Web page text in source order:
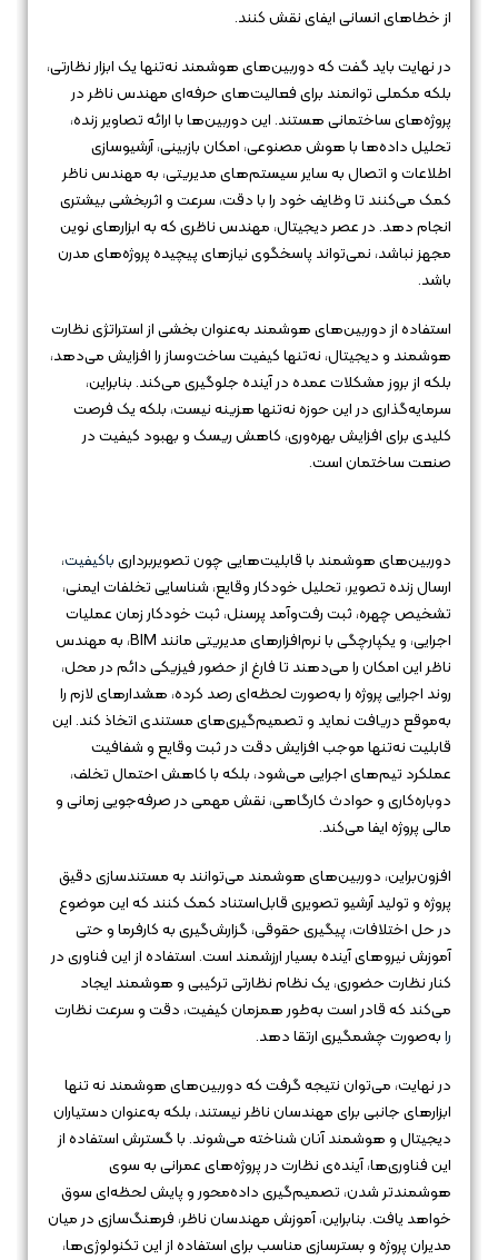
از خطاهای انسانی ایفای نقش کنند.
در نهایت باید گفت که دوربین‌های هوشمند نه‌تنها یک ابزار نظارتی،
بلکه مکملی توانمند برای فعالیت‌های حرفه‌ای مهندس ناظر در
پروژه‌های ساختمانی هستند. این دوربین‌ها با ارائه تصاویر زنده،
تحلیل داده‌ها با هوش مصنوعی، امکان بازبینی، آرشیوسازی
اطلاعات و اتصال به سایر سیستم‌های مدیریتی، به مهندس ناظر
کمک می‌کنند تا وظایف خود را با دقت، سرعت و اثربخشی بیشتری
انجام دهد. در عصر دیجیتال، مهندس ناظری که به ابزارهای نوین
مجهز نباشد، نمی‌تواند پاسخگوی نیازهای پیچیده پروژه‌های مدرن
باشد.
استفاده از دوربین‌های هوشمند به‌عنوان بخشی از استراتژی نظارت
هوشمند و دیجیتال، نه‌تنها کیفیت ساخت‌وساز را افزایش می‌دهد،
بلکه از بروز مشکلات عمده در آینده جلوگیری می‌کند. بنابراین،
سرمایه‌گذاری در این حوزه نه‌تنها هزینه نیست، بلکه یک فرصت
کلیدی برای افزایش بهره‌وری، کاهش ریسک و بهبود کیفیت در
صنعت ساختمان است.
دوربین‌های هوشمند با قابلیت‌هایی چون تصویربرداریباکیفیت،
ارسال زنده تصویر، تحلیل خودکار وقایع، شناسایی تخلفات ایمنی،
تشخیص چهره، ثبت رفت‌وآمد پرسنل، ثبت خودکار زمان عملیات
اجرایی، و یکپارچگی با نرم‌افزارهای مدیریتی مانند BIM، به مهندس
ناظر این امکان را می‌دهند تا فارغ از حضور فیزیکی دائم در محل،
روند اجرایی پروژه را به‌صورت لحظه‌ای رصد کرده، هشدارهای لازم را
به‌موقع دریافت نماید و تصمیم‌گیری‌های مستندی اتخاذ کند. این
قابلیت نه‌تنها موجب افزایش دقت در ثبت وقایع و شفافیت
عملکرد تیم‌های اجرایی می‌شود، بلکه با کاهش احتمال تخلف،
دوباره‌کاری و حوادث کارگاهی، نقش مهمی در صرفه‌جویی زمانی و
مالی پروژه ایفا می‌کند.
افزون‌براین، دوربین‌های هوشمند می‌توانند به مستندسازی دقیق
پروژه و تولید آرشیو تصویری قابل‌استناد کمک کنند که این موضوع
در حل اختلافات، پیگیری حقوقی، گزارش‌گیری به کارفرما و حتی
آموزش نیروهای آینده بسیار ارزشمند است. استفاده از این فناوری در
کنار نظارت حضوری، یک نظام نظارتی ترکیبی و هوشمند ایجاد
می‌کند که قادر است به‌طور همزمان کیفیت، دقت و سرعت نظارت
رابه‌صورت چشمگیری ارتقا دهد.
در نهایت، می‌توان نتیجه گرفت که دوربین‌های هوشمند نه تنها
ابزارهای جانبی برای مهندسان ناظر نیستند، بلکه به‌عنوان دستیاران
دیجیتال و هوشمند آنان شناخته می‌شوند. با گسترش استفاده از
این فناوری‌ها، آینده‌ی نظارت در پروژه‌های عمرانی به سوی
هوشمندتر شدن، تصمیم‌گیری داده‌محور و پایش لحظه‌ای سوق
خواهد یافت. بنابراین، آموزش مهندسان ناظر، فرهنگ‌سازی در میان
مدیران پروژه و بسترسازی مناسب برای استفاده از این تکنولوژی‌ها،